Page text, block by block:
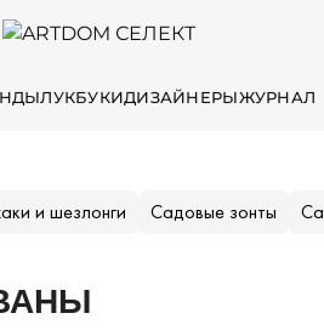
ЛУКБУКИДИЗАЙНЕРЫЖУРНАЛ
и шезлонги Садовые зонты